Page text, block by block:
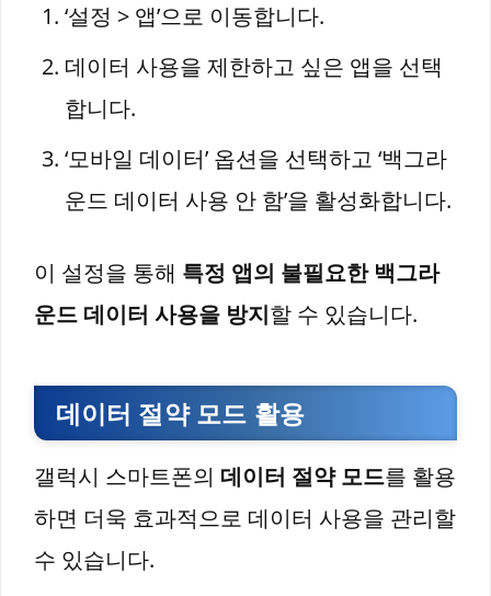
‘설정 > 앱’으로 이동합니다.
데이터 사용을 제한하고 싶은 앱을 선택
합니다.
‘모바일 데이터’ 옵션을 선택하고 ‘백그라
운드 데이터 사용 안 함’을 활성화합니다.
이 설정을 통해 특정 앱의 불필요한 백그라
운드 데이터 사용을 방지할 수 있습니다.
데이터 절약 모드 활용
갤럭시 스마트폰의 데이터 절약 모드를 활용
하면 더욱 효과적으로 데이터 사용을 관리할
수 있습니다.